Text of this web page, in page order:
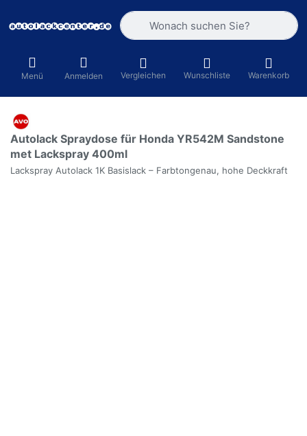
Geben Sie einen Suchbegriff ein.
Menü Anmelden Vergleichen Wunschliste Warenkorb
Autolack Spraydose für Honda YR542M Sandstone
met Lackspray 400ml
Lackspray Autolack 1K Basislack – Farbtongenau, hohe Deckkraft